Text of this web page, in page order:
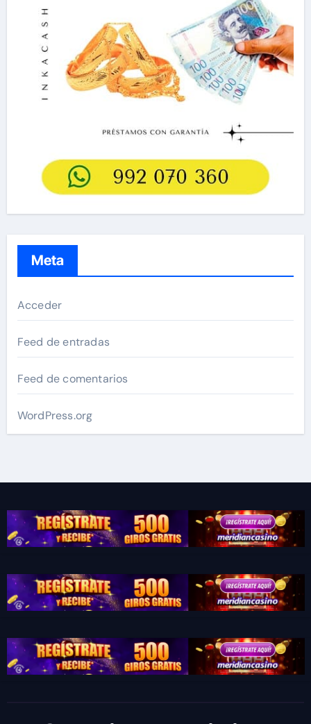
Meta
Acceder
Feed de entradas
Feed de comentarios
WordPress.org